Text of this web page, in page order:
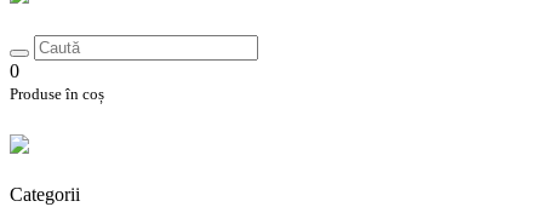
0
Produse în coș
Categorii